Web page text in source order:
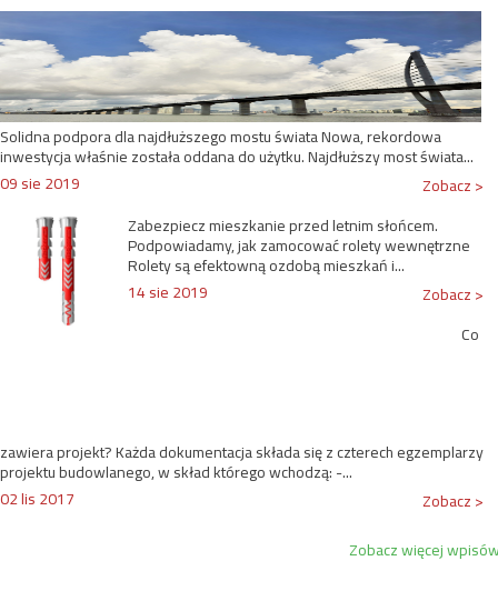
Solidna podpora dla najdłuższego mostu świata Nowa, rekordowa
inwestycja właśnie została oddana do użytku. Najdłuższy most świata...
09 sie 2019
Zobacz >
Zabezpiecz mieszkanie przed letnim słońcem.
Podpowiadamy, jak zamocować rolety wewnętrzne
Rolety są efektowną ozdobą mieszkań i...
14 sie 2019
Zobacz >
Co
zawiera projekt? Każda dokumentacja składa się z czterech egzemplarzy
projektu budowlanego, w skład którego wchodzą: -...
02 lis 2017
Zobacz >
Zobacz więcej